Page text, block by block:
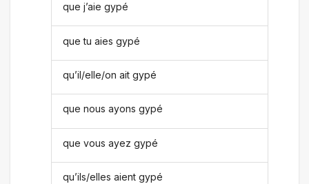
que j’aie gypé
que tu aies gypé
qu’il/elle/on ait gypé
que nous ayons gypé
que vous ayez gypé
qu’ils/elles aient gypé